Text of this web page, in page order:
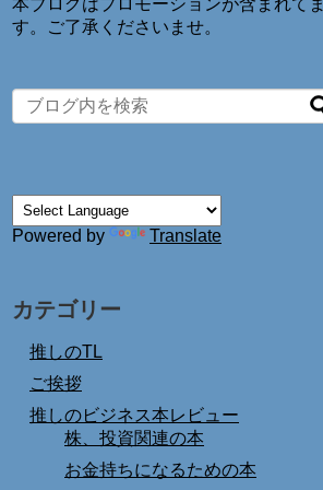
本ブログはプロモーションが含まれてま
す。ご了承くださいませ。
Powered by Translate
カテゴリー
推しのTL
ご挨拶
推しのビジネス本レビュー
株、投資関連の本
お金持ちになるための本